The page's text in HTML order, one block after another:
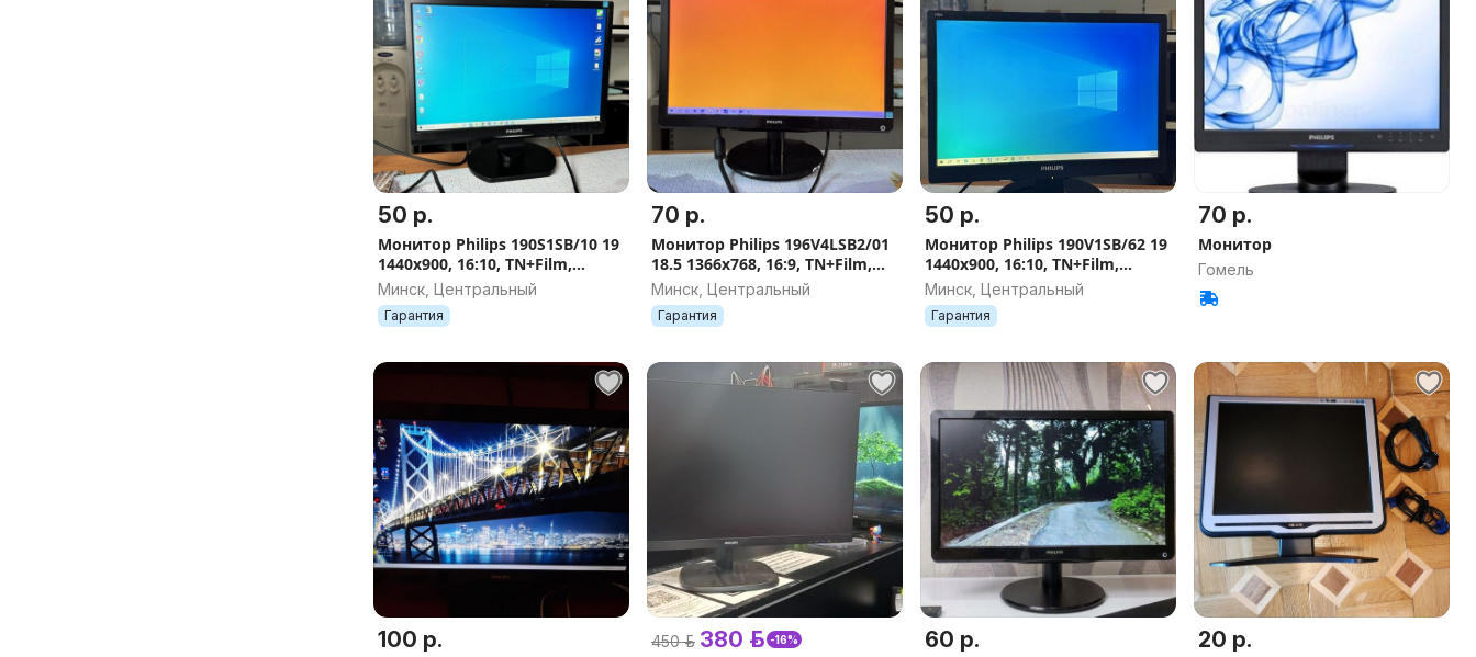
50 р.
Монитор Philips 190S1SB/10 19
1440x900, 16:10, TN+Film,
яркость 250 нит, DVI+D-Sub
(VGA)
Минск, Центральный
Гарантия
70 р.
Монитор Philips 196V4LSB2/01
18.5 1366x768, 16:9, TN+Film,
яркость 200 нит, DVI+D-Sub
(VGA)
Минск, Центральный
Гарантия
50 р.
Монитор Philips 190V1SB/62 19
1440x900, 16:10, TN+Film,
яркость 250 нит, DVI+D-Sub
(VGA)
Минск, Центральный
Гарантия
70 р.
Монитор
Гомель
100 р. 450 р. 380 р. -16% 60 р. 20 р.